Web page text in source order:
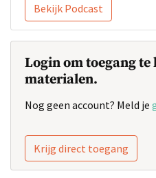
Bekijk Podcast
Login om toegang
materialen.
Nog geen account? Meld je
Krijg direct toegang